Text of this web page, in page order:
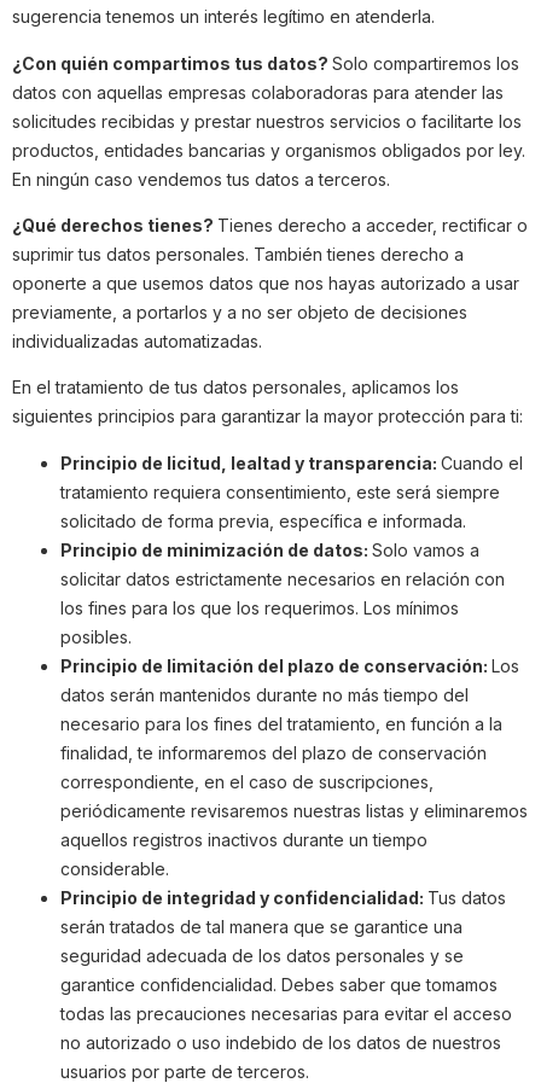
sugerencia tenemos un interés legítimo en atenderla.
¿Con quién compartimos tus datos? Solo compartiremos los
datos con aquellas empresas colaboradoras para atender las
solicitudes recibidas y prestar nuestros servicios o facilitarte los
productos, entidades bancarias y organismos obligados por ley.
En ningún caso vendemos tus datos a terceros.
¿Qué derechos tienes? Tienes derecho a acceder, rectificar o
suprimir tus datos personales. También tienes derecho a
oponerte a que usemos datos que nos hayas autorizado a usar
previamente, a portarlos y a no ser objeto de decisiones
individualizadas automatizadas.
En el tratamiento de tus datos personales, aplicamos los
siguientes principios para garantizar la mayor protección para ti:
Principio de licitud, lealtad y transparencia: Cuando el
tratamiento requiera consentimiento, este será siempre
solicitado de forma previa, específica e informada.
Principio de minimización de datos: Solo vamos a
solicitar datos estrictamente necesarios en relación con
los fines para los que los requerimos. Los mínimos
posibles.
Principio de limitación del plazo de conservación: Los
datos serán mantenidos durante no más tiempo del
necesario para los fines del tratamiento, en función a la
finalidad, te informaremos del plazo de conservación
correspondiente, en el caso de suscripciones,
periódicamente revisaremos nuestras listas y eliminaremos
aquellos registros inactivos durante un tiempo
considerable.
Principio de integridad y confidencialidad: Tus datos
serán tratados de tal manera que se garantice una
seguridad adecuada de los datos personales y se
garantice confidencialidad. Debes saber que tomamos
todas las precauciones necesarias para evitar el acceso
no autorizado o uso indebido de los datos de nuestros
usuarios por parte de terceros.